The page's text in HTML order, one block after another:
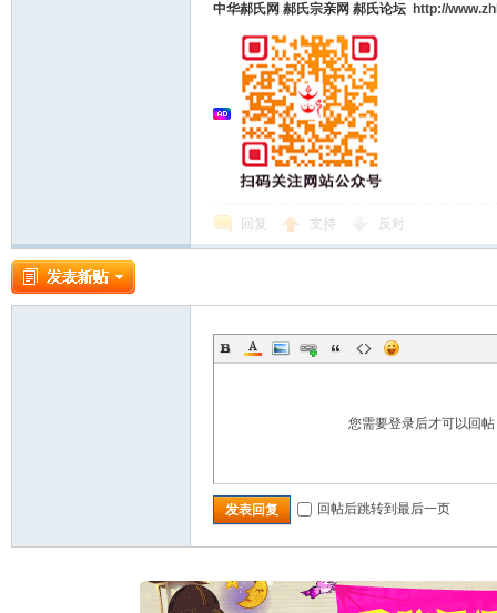
中华郝氏网 郝氏宗亲网 郝氏论坛 http://
回复 支持 反对
您需要登录后才可以回帖
发表回复 回帖后跳转到最后一页